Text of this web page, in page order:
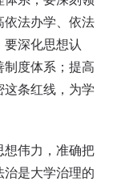
法办学、依法
深化思想认
度体系；提高
条红线，为学
伟力，准确把
是大学治理的